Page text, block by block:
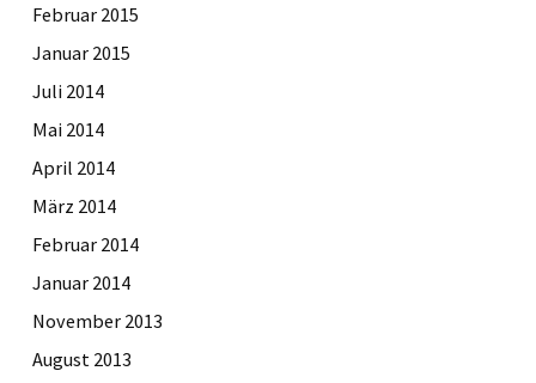
Februar 2015
Januar 2015
Juli 2014
Mai 2014
April 2014
März 2014
Februar 2014
Januar 2014
November 2013
August 2013